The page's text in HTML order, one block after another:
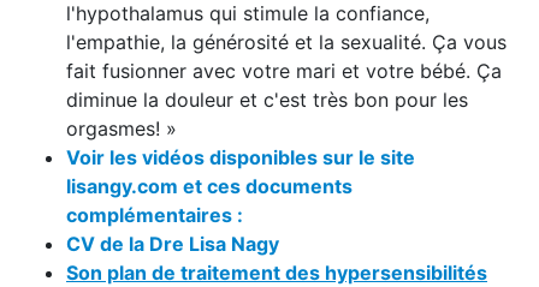
l'hypothalamus qui stimule la confiance,
l'empathie, la générosité et la sexualité. Ça vous
fait fusionner avec votre mari et votre bébé. Ça
diminue la douleur et c'est très bon pour les
orgasmes! »
Voir les vidéos disponibles sur le site
lisangy.com et ces documents
complémentaires :
CV de la Dre Lisa Nagy
Son plan de traitement des hypersensibilités